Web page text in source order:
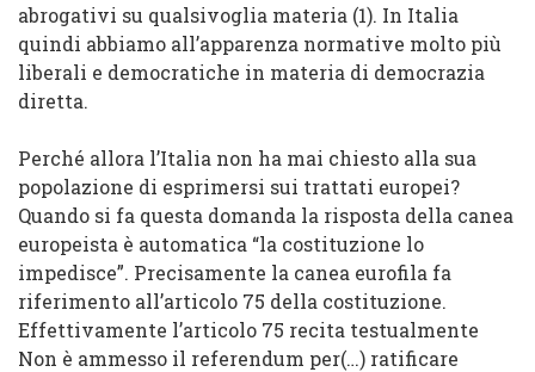
abrogativi su qualsivoglia materia (1). In Italia
quindi abbiamo all’apparenza normative molto più
liberali e democratiche in materia di democrazia
diretta.
Perché allora l’Italia non ha mai chiesto alla sua
popolazione di esprimersi sui trattati europei?
Quando si fa questa domanda la risposta della canea
europeista è automatica “la costituzione lo
impedisce”. Precisamente la canea eurofila fa
riferimento all’articolo 75 della costituzione.
Effettivamente l’articolo 75 recita testualmente
Non è ammesso il referendum per(…) ratificare